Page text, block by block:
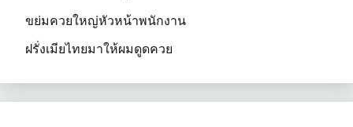
ขย่มควยใหญ่หัวหน้าพนักงาน
ฝรั่งเมียไทยมาให้ผมดูดควย